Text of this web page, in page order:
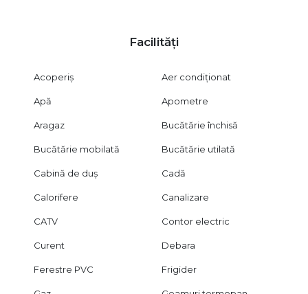
CITY IMOB INVEST oferă consultanță gratuită clienților care
Dacă îți dorești o locuință spațioasă, centrală, modernă și gata
Facilități
Acoperiș Aer condiționat
Apă Apometre
Aragaz Bucătărie închisă
Bucătărie mobilată Bucătărie utilată
Cabină de duș Cadă
Calorifere Canalizare
CATV Contor electric
Curent Debara
Ferestre PVC Frigider